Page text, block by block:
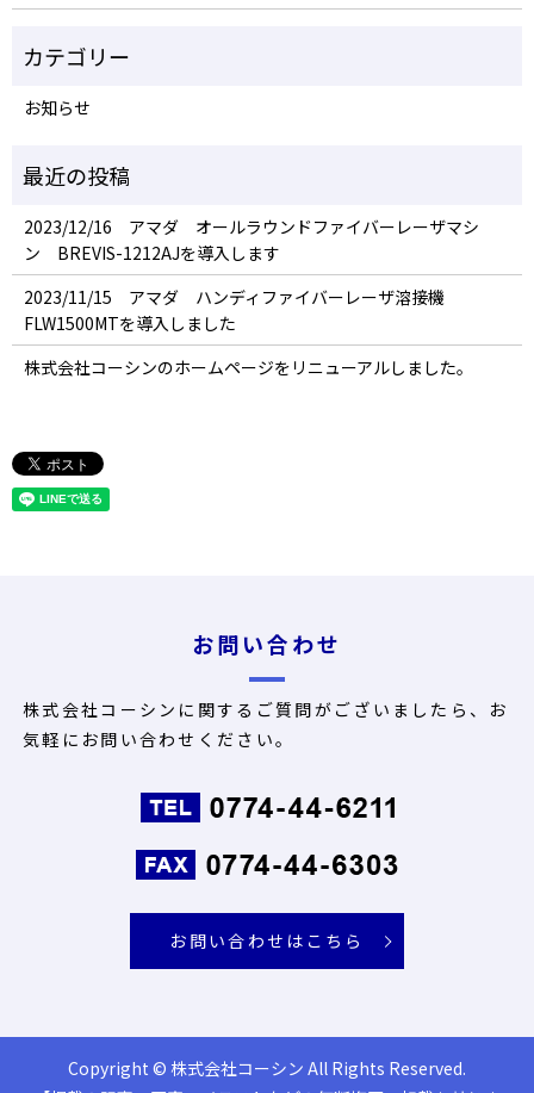
お知らせ
2023/12/16 アマダ オールラウンドファイバーレーザマシ
ン BREVIS-1212AJを導入します
2023/11/15 アマダ ハンディファイバーレーザ溶接機
FLW1500MTを導入しました
株式会社コーシンのホームページをリニューアルしました。
お問い合わせ
株式会社コーシンに関するご質問がございましたら、お
気軽にお問い合わせください。
お問い合わせはこちら
Copyright © 株式会社コーシン All Rights Reserved.